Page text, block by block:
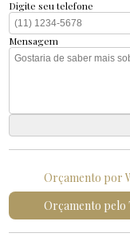
Digite seu telefone
Mensagem
Orçamento por
Orçamento pelo